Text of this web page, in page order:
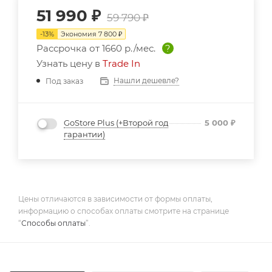
51 990 ₽ 59 790₽
-13% Экономия 7 800 ₽
Рассрочка от 1660 р./мес.
?
Узнать цену в Trade In
Под заказ Нашли дешевле?
GoStore Plus (+Второй год
гарантии)
5 000 ₽
Цены отличаются в зависимости от формы оплаты,
информацию о способах оплаты смотрите на странице
“Способы оплаты”.